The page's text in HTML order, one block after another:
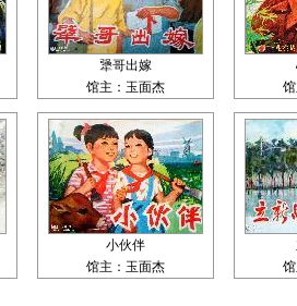
犟哥出嫁
馆主：玉面杰
小伙伴
馆主：玉面杰